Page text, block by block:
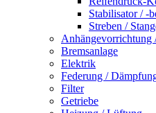
Stabilisator / -
Streben /
Anhängevorrichtung
Bremsanlage
Elektrik
Federung /
Filter
Getriebe